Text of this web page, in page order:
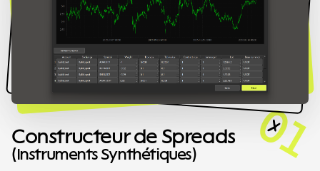
01
Constructeur de Spreads
(Instruments Synthétiques)